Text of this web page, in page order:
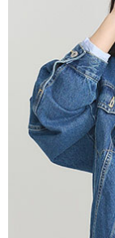
1.本服務係由「台灣
用戶於交易時，得透
買賣價金債權讓與本
2.基於同意付款使用
資料（包含姓名、電
由本公司與您本人進
3.完整用戶服務條款
ATM／網路銀行／等
※ 請注意：結帳手續
購買商品的店家。未
後付繳納相關費用。
※ 交易是否成功請以
是否繳費成功／繳費
客戶支援中心」
【注意事項】
１．透過由恩沛科技
易，需依本服務之必
權轉讓予恩沛科技股
２．關於個人資料處
https://aftee.tw/terms/
３．未成年的使用者
「AFTEE先享後付」
每筆NT$60，滿
萊爾富純取貨
每筆NT$60，滿
7-11取貨付款
每筆NT$60，滿
7-11純取貨
每筆NT$60，滿